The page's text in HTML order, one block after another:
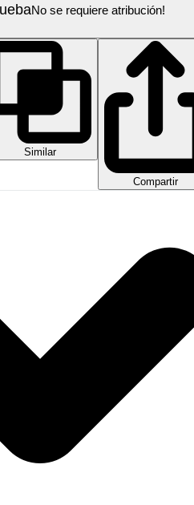
No se requiere atribución!
Similar
Compartir